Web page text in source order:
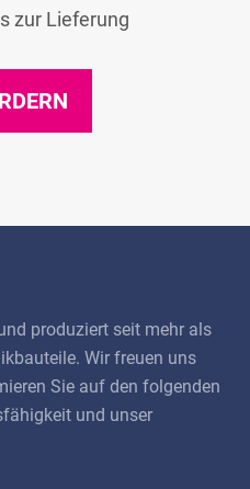
zur Lieferung
produziert seit mehr als
Wir freuen uns
Sie auf den folgenden
und unser